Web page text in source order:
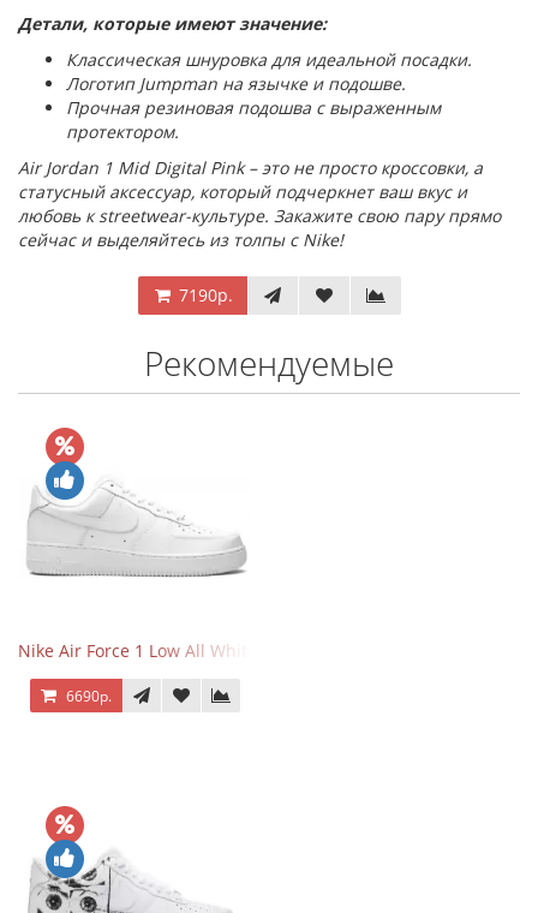
Детали, которые имеют значение:
Классическая шнуровка для идеальной посадки.
Логотип Jumpman на язычке и подошве.
Прочная резиновая подошва с выраженным
протектором.
Air Jordan 1 Mid Digital Pink – это не просто кроссовки, а
статусный аксессуар, который подчеркнет ваш вкус и
любовь к streetwear-культуре. Закажите свою пару прямо
сейчас и выделяйтесь из толпы с Nike!
7190р.
Рекомендуемые
Nike Air Force 1 Low All White
6690р.